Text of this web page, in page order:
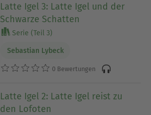
Latte Igel 3: Latte Igel und der
Schwarze Schatten
Serie (Teil 3)
Sebastian Lybeck
0 Bewertungen
Latte Igel 2: Latte Igel reist zu
den Lofoten